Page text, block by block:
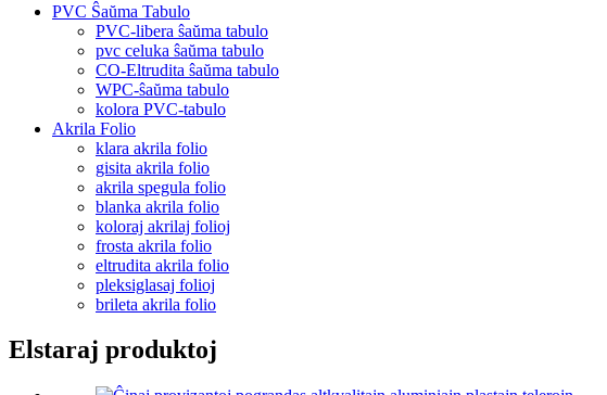
PVC Ŝaŭma Tabulo
PVC-libera ŝaŭma tabulo
pvc celuka ŝaŭma tabulo
CO-Eltrudita ŝaŭma tabulo
WPC-ŝaŭma tabulo
kolora PVC-tabulo
Akrila Folio
klara akrila folio
gisita akrila folio
akrila spegula folio
blanka akrila folio
koloraj akrilaj folioj
frosta akrila folio
eltrudita akrila folio
pleksiglasaj folioj
brileta akrila folio
Elstaraj produktoj